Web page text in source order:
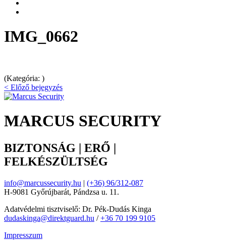
IMG_0662
(Kategória: )
< Előző bejegyzés
MARCUS SECURITY
BIZTONSÁG | ERŐ |
FELKÉSZÜLTSÉG
info@marcussecurity.hu | (+36) 96/312-087
H-9081 Győrújbarát, Pándzsa u. 11.
Adatvédelmi tisztviselő: Dr. Pék-Dudás Kinga
dudaskinga@direktguard.hu /+36 70 199 9105
Impresszum